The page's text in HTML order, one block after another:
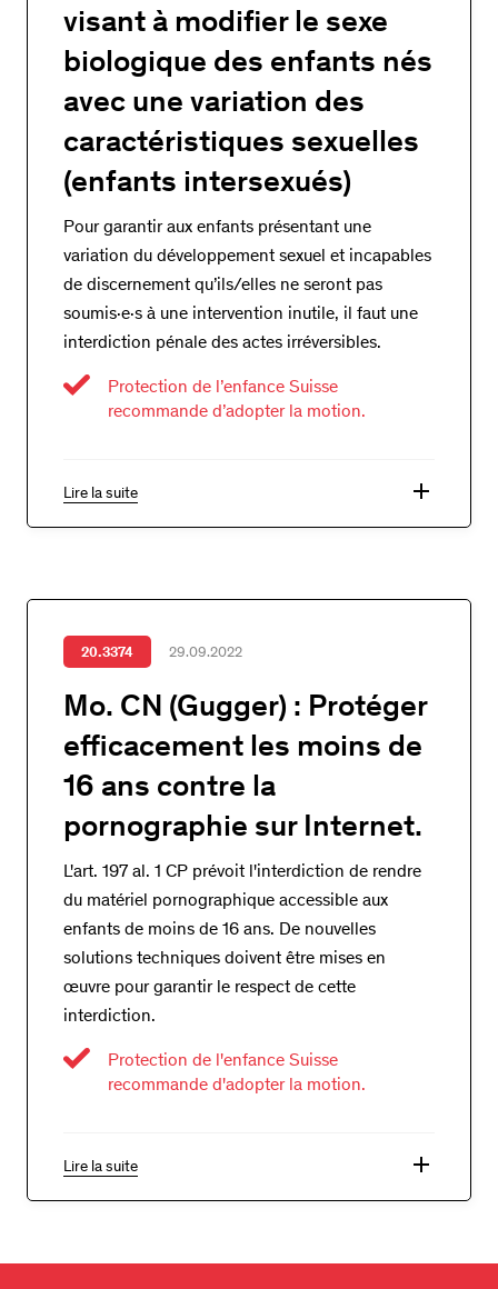
visant à modifier le sexe
biologique des enfants nés
avec une variation des
caractéristiques sexuelles
(enfants intersexués)
Pour garantir aux enfants présentant une
variation du développement sexuel et incapables
de discernement qu’ils/elles ne seront pas
soumis·e·s à une intervention inutile, il faut une
interdiction pénale des actes irréversibles.
Protection de l’enfance Suisse
recommande d’adopter la motion.
Lire la suite add
20.3374 29.09.2022
Mo. CN (Gugger) : Protéger
efficacement les moins de
16 ans contre la
pornographie sur Internet.
L'art. 197 al. 1 CP prévoit l'interdiction de rendre
du matériel pornographique accessible aux
enfants de moins de 16 ans. De nouvelles
solutions techniques doivent être mises en
œuvre pour garantir le respect de cette
interdiction.
Protection de l'enfance Suisse
recommande d'adopter la motion.
Lire la suite add